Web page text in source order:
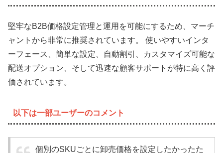
堅牢なB2B価格設定管理と運用を可能にするため、マーチ
ャントから非常に推奨されています。 使いやすいインタ
ーフェース、簡単な設定、自動割引、カスタマイズ可能な
配送オプション、そして迅速な顧客サポートが特に高く評
価されています。
以下は一部ユーザーのコメント
個別のSKUごとに卸売価格を設定したかったた